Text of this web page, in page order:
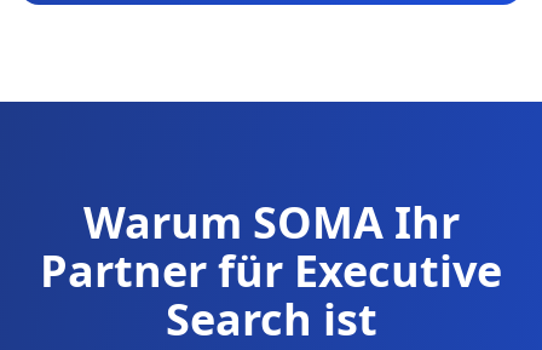
Warum SOMA Ihr
Partner für Executive
Search ist